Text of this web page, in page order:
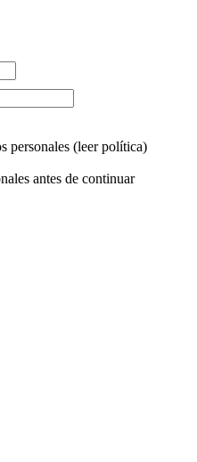
personales (leer política)
antes de continuar